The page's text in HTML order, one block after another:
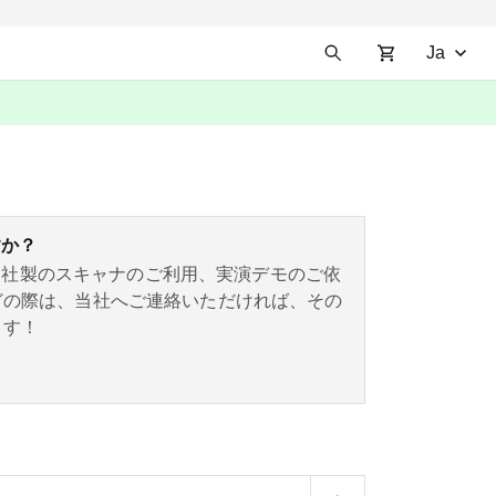
Ja
？
製のスキャナのご利用、実演デモのご依
際は、当社へご連絡いただければ、その
！